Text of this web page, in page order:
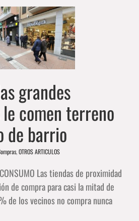
grandes
comen terreno
de barrio
,OTROS ARTICULOS
Las tiendas de proximidad
de compra para casi la mitad de
de los vecinos no compra nunca